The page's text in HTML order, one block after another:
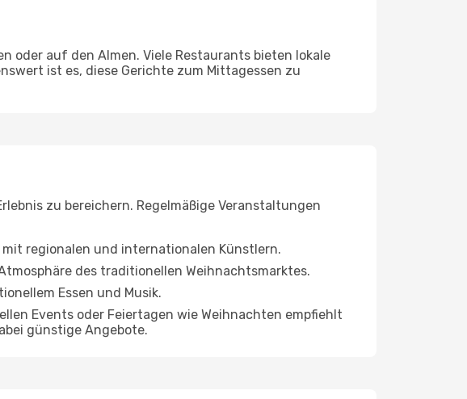
oder auf den Almen. Viele Restaurants bieten lokale
ist es, diese Gerichte zum Mittagessen zu
zu bereichern. Regelmäßige Veranstaltungen
mit regionalen und internationalen Künstlern.
des traditionellen Weihnachtsmarktes.
Essen und Musik.
Events oder Feiertagen wie Weihnachten empfiehlt
günstige Angebote.